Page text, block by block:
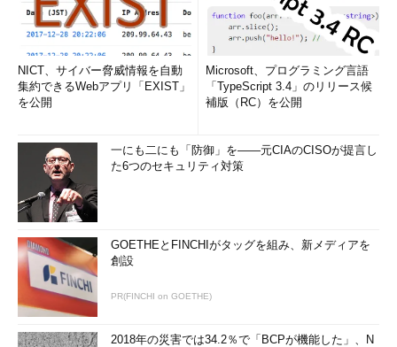
NICT、サイバー脅威情報を自動
集約できるWebアプリ「EXIST」
を公開
Microsoft、プログラミング言語
「TypeScript 3.4」のリリース候
補版（RC）を公開
一にも二にも「防御」を――元CIAのCISOが提言し
た6つのセキュリティ対策
GOETHEとFINCHIがタッグを組み、新メディアを
創設
PR(FINCHI on GOETHE)
2018年の災害では34.2％で「BCPが機能した」、N